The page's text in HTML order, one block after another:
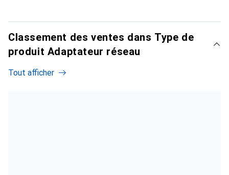
Classement des ventes dans Type de
produit Adaptateur réseau
Tout afficher